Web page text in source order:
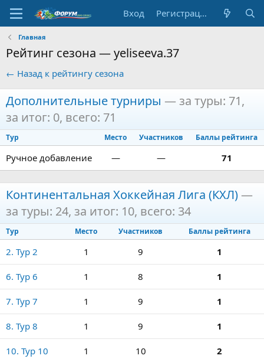
Вход Регистрация
Главная
Рейтинг сезона — yeliseeva.37
← Назад к рейтингу сезона
Дополнительные турниры — за туры: 71,
за итог: 0, всего: 71
Тур Место Участников Баллы рейтинга
Ручное добавление — — 71
Континентальная Хоккейная Лига (КХЛ)—
за туры: 24, за итог: 10, всего: 34
Тур Место Участников Баллы рейтинга
2. Тур 2 1 9 1
6. Тур 6 1 8 1
7. Тур 7 1 9 1
8. Тур 8 1 9 1
10. Тур 10 1 10 2